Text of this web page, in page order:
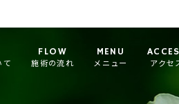
て
FLOW
施術の流れ
MENU
メニュー アクセ